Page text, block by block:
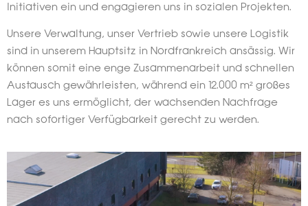
Initiativen ein und engagieren uns in sozialen Projekten.
Unsere Verwaltung, unser Vertrieb sowie unsere Logistik
sind in unserem Hauptsitz in Nordfrankreich ansässig. Wir
können somit eine enge Zusammenarbeit und schnellen
Austausch gewährleisten, während ein 12.000 m² großes
Lager es uns ermöglicht, der wachsenden Nachfrage
nach sofortiger Verfügbarkeit gerecht zu werden.